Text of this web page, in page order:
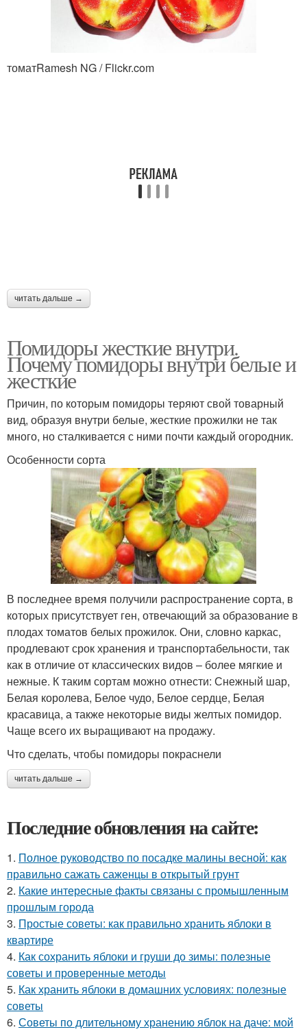
томатRamesh NG / Flickr.com
читать дальше →
Помидоры жесткие внутри.
Почему помидоры внутри белые и
жесткие
Причин, по которым помидоры теряют свой товарный
вид, образуя внутри белые, жесткие прожилки не так
много, но сталкивается с ними почти каждый огородник.
Особенности сорта
В последнее время получили распространение сорта, в
которых присутствует ген, отвечающий за образование в
плодах томатов белых прожилок. Они, словно каркас,
продлевают срок хранения и транспортабельности, так
как в отличие от классических видов – более мягкие и
нежные. К таким сортам можно отнести: Снежный шар,
Белая королева, Белое чудо, Белое сердце, Белая
красавица, а также некоторые виды желтых помидор.
Чаще всего их выращивают на продажу.
Что сделать, чтобы помидоры покраснели
читать дальше →
Последние обновления на сайте:
1. Полное руководство по посадке малины весной: как
правильно сажать саженцы в открытый грунт
2. Какие интересные факты связаны с промышленным
прошлым города
3. Простые советы: как правильно хранить яблоки в
квартире
4. Как сохранить яблоки и груши до зимы: полезные
советы и проверенные методы
5. Как хранить яблоки в домашних условиях: полезные
советы
6. Советы по длительному хранению яблок на даче: мой